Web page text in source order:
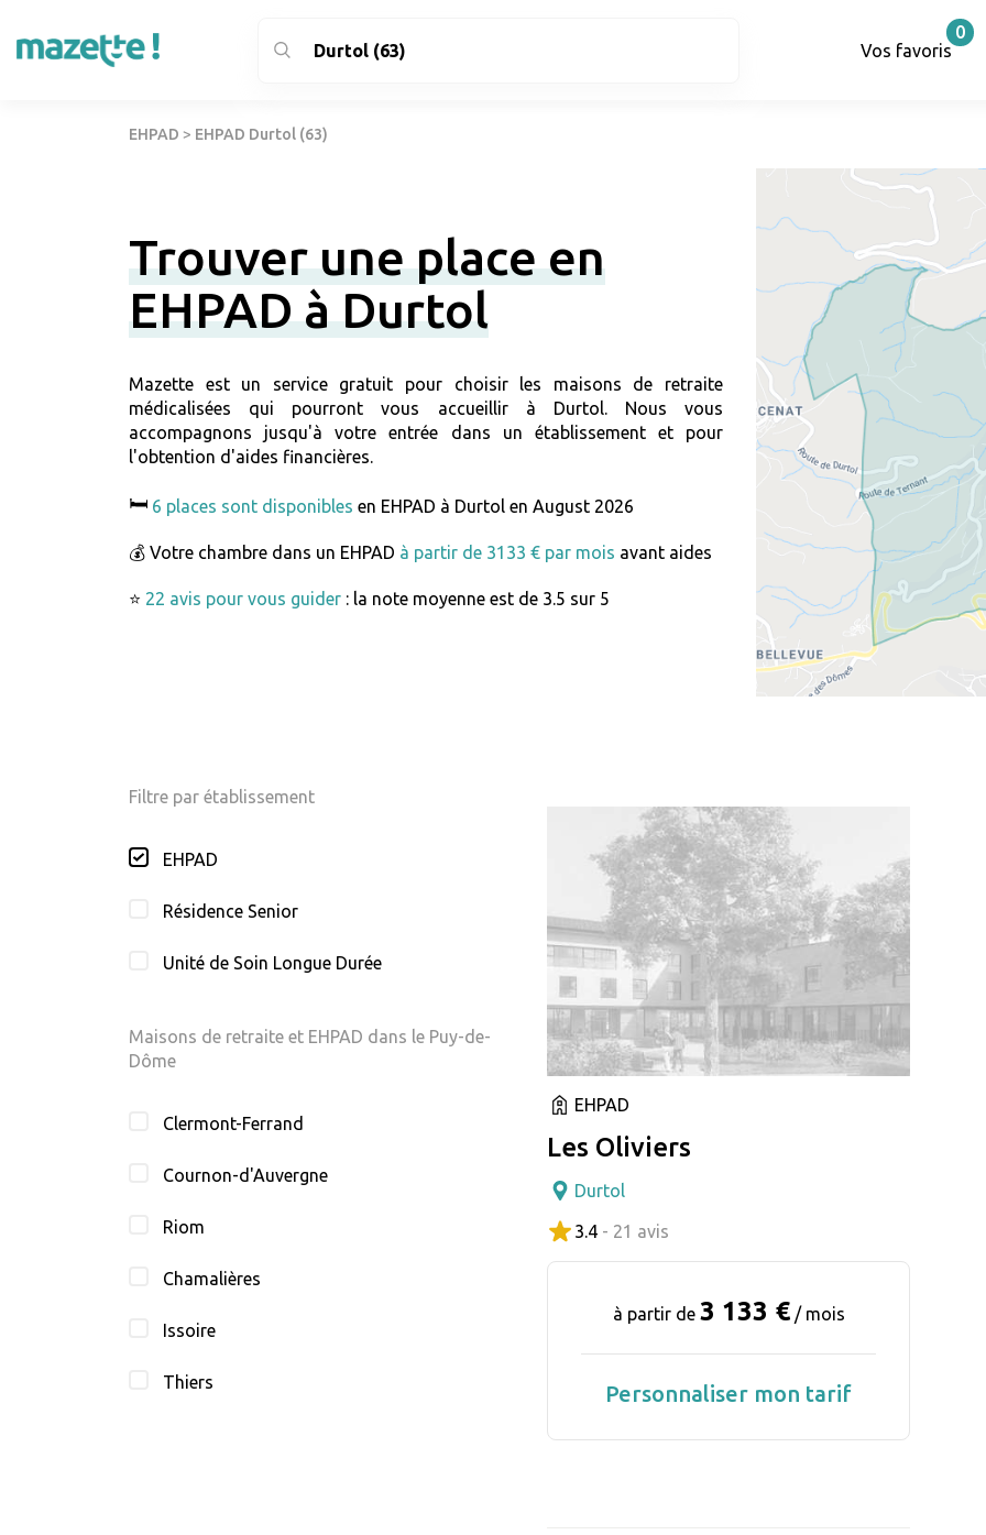
Vos favoris
0
EHPAD > EHPAD Durtol (63)
Trouver une place en
EHPAD à Durtol
Mazette est un service gratuit pour choisir les maisons de retraite
médicalisées qui pourront vous accueillir à Durtol. Nous vous
accompagnons jusqu'à votre entrée dans un établissement et pour
l'obtention d'aides financières.
🛏️ 6 places sont disponibles en EHPAD à Durtol en August 2026
💰 Votre chambre dans un EHPAD à partir de 3133 € par mois avant aides
⭐ 22 avis pour vous guider : la note moyenne est de 3.5 sur 5
Filtre par établissement
EHPAD
Résidence Senior
Unité de Soin Longue Durée
Maisons de retraite et EHPAD dans le Puy-de-
Dôme
Clermont-Ferrand
Cournon-d'Auvergne
Riom
Chamalières
Issoire
Thiers
EHPAD
Les Oliviers
Durtol
3.4 - 21 avis
à partir de 3 133 € / mois
Personnaliser mon tarif